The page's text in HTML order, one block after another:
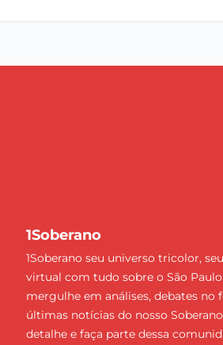
1Soberano
1Soberano seu universo tricolor,
virtual com tudo sobre o São
mergulhe em análises, debates no
últimas notícias do nosso
detalhe e faça parte dessa